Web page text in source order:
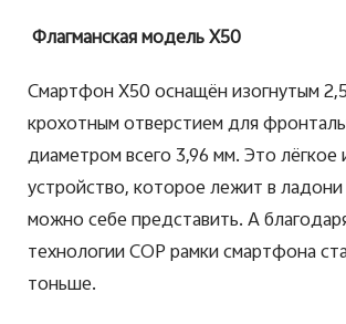
Флагманская модель X50
Смартфон X50 оснащён изогнутым
крохотным отверстием для
диаметром всего 3,96 мм. Это
устройство, которое лежит в
можно себе представить. А
технологии COP рамки смартфона
тоньше.